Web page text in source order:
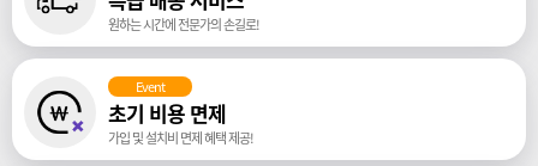
원하는 시간에 전문가의 손길로!
Event
초기 비용 면제
가입 및 설치비 면제 혜택 제공!